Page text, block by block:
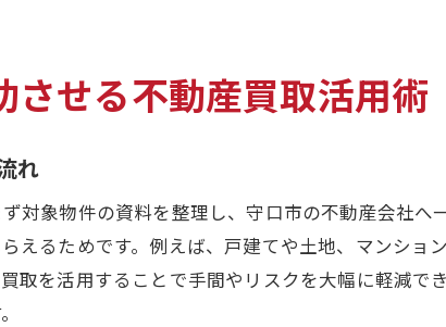
物件ごとの強みを活かす売却戦略
せる不動産買取活用術
れ
対象物件の資料を整理し、守口市の不動産会社
えるためです。例えば、戸建てや土地、マンショ
取を活用することで手間やリスクを大幅に軽減